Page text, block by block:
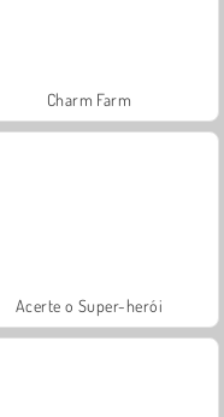
Charm Farm
Acerte o Super-herói